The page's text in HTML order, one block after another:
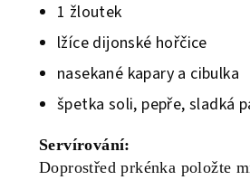
1 žloutek
lžíce dijonské hořčice
nasekané kapary a cibulka
špetka soli, pepře, sladká
Servírování:
Doprostřed prkénka položte